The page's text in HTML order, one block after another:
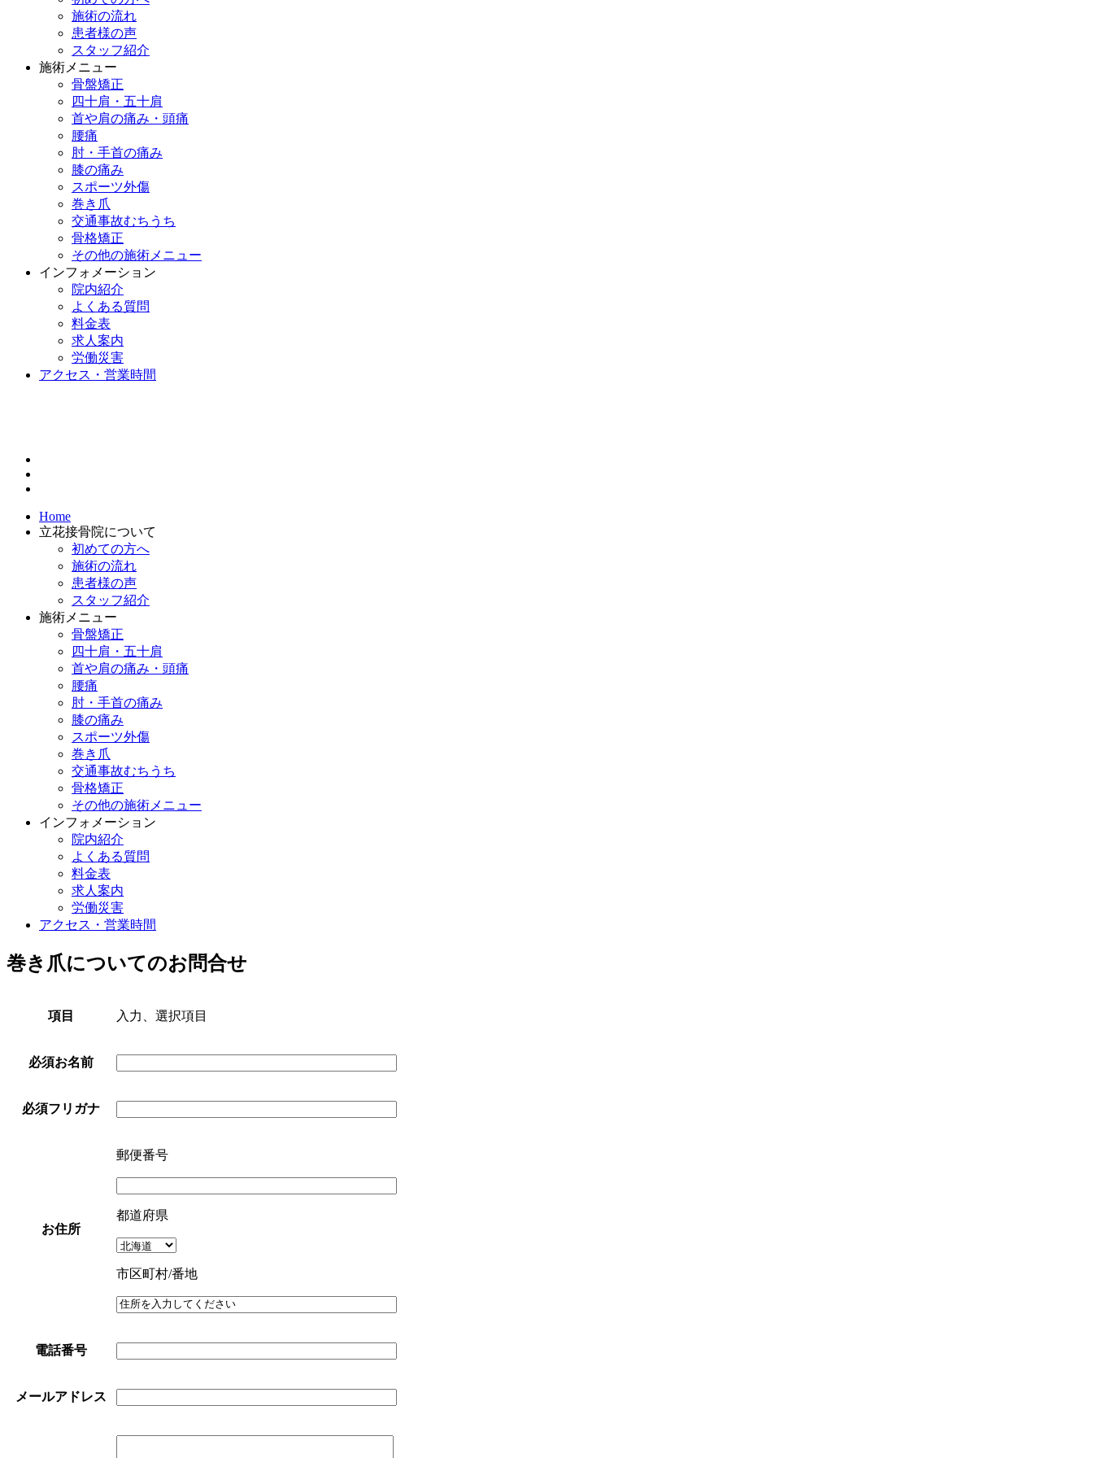
施術の流れ
患者様の声
スタッフ紹介
施術メニュー
骨盤矯正
四十肩・五十肩
首や肩の痛み・頭痛
腰痛
肘・手首の痛み
膝の痛み
スポーツ外傷
巻き爪
交通事故むちうち
骨格矯正
その他の施術メニュー
インフォメーション
院内紹介
よくある質問
料金表
求人案内
労働災害
アクセス・営業時間
Home
立花接骨院について
初めての方へ
施術の流れ
患者様の声
スタッフ紹介
施術メニュー
骨盤矯正
四十肩・五十肩
首や肩の痛み・頭痛
腰痛
肘・手首の痛み
膝の痛み
スポーツ外傷
巻き爪
交通事故むちうち
骨格矯正
その他の施術メニュー
インフォメーション
院内紹介
よくある質問
料金表
求人案内
労働災害
アクセス・営業時間
巻き爪についてのお問合せ
項目 入力、選択項目
必須お名前
必須フリガナ
お住所
郵便番号
都道府県
市区町村/番地
電話番号
メールアドレス